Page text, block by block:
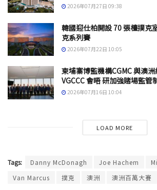
2026年07月27日 09:38
韓國迎仕柏開設 70 張檯撲克
克系列賽
2026年07月22日 10:05
柬埔寨博監機構CGMC 與澳
VGCCC 會晤 研加強賭場監管
2026年07月16日 10:04
LOAD MORE
Tags: Danny McDonagh Joe Hachem
Van Marcus
撲克 澳洲 澳洲百萬大賽